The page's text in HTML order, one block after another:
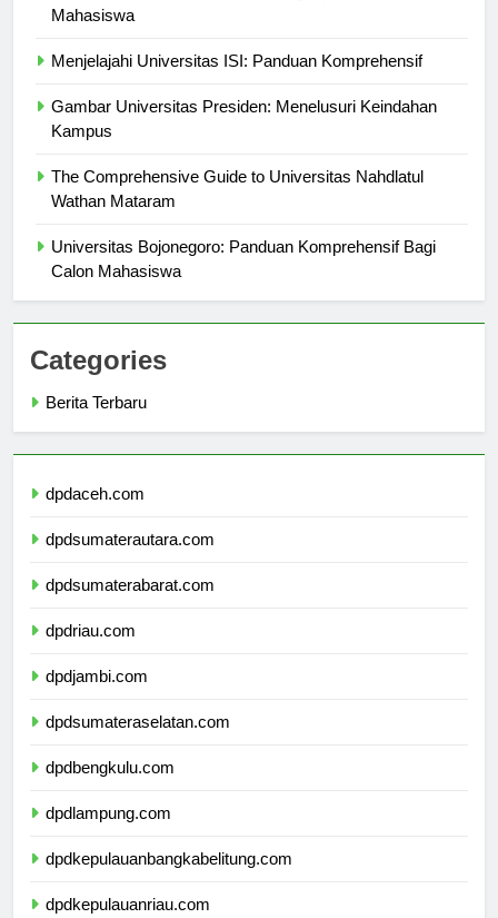
Universitas di Aceh: Panduan Lengkap untuk Calon
Gambar Universitas Presiden: Menelusuri Keindahan
The Comprehensive Guide to Universitas Nahdlatul
Universitas Bojonegoro: Panduan Komprehensif Bagi
Categories